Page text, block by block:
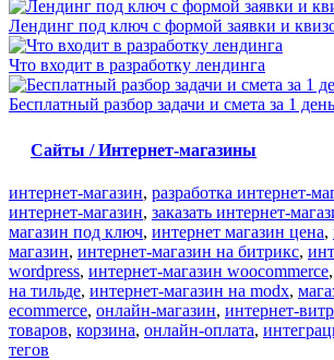
Лендинг под ключ с формой заявки и
Что входит в разработку лендинга
Бесплатный разбор задачи и смета за 1 день
Сайты / Интернет-магазины
интернет-магазин, разработка интернет-
интернет-магазин, заказать интернет-
магазин под ключ, интернет магазин цена,
магазин, интернет-магазин на битрикс,
wordpress, интернет-магазин woocommerce,
на тильде, интернет-магазин на modx,
ecommerce, онлайн-магазин, интернет-
товаров, корзина, онлайн-оплата,
тегов